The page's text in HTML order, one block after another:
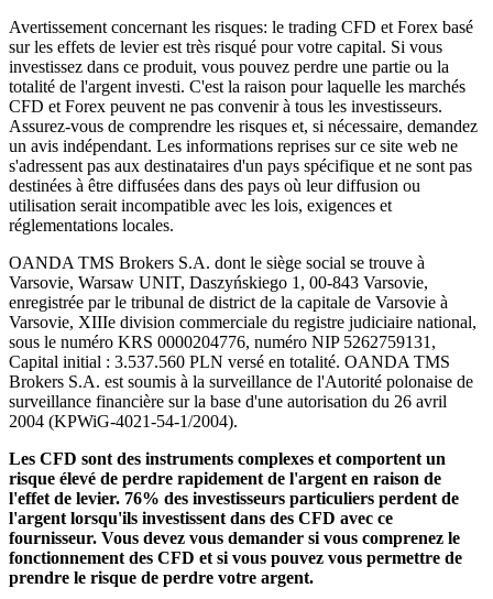
Avertissement concernant les risques: le trading CFD et Forex basé
sur les effets de levier est très risqué pour votre capital. Si vous
investissez dans ce produit, vous pouvez perdre une partie ou la
totalité de l'argent investi. C'est la raison pour laquelle les marchés
CFD et Forex peuvent ne pas convenir à tous les investisseurs.
Assurez-vous de comprendre les risques et, si nécessaire, demandez
un avis indépendant. Les informations reprises sur ce site web ne
s'adressent pas aux destinataires d'un pays spécifique et ne sont pas
destinées à être diffusées dans des pays où leur diffusion ou
utilisation serait incompatible avec les lois, exigences et
réglementations locales.
OANDA TMS Brokers S.A. dont le siège social se trouve à
Varsovie, Warsaw UNIT, Daszyńskiego 1, 00-843 Varsovie,
enregistrée par le tribunal de district de la capitale de Varsovie à
Varsovie, XIIIe division commerciale du registre judiciaire national,
sous le numéro KRS 0000204776, numéro NIP 5262759131,
Capital initial : 3.537.560 PLN versé en totalité. OANDA TMS
Brokers S.A. est soumis à la surveillance de l'Autorité polonaise de
surveillance financière sur la base d'une autorisation du 26 avril
2004 (KPWiG-4021-54-1/2004).
Les CFD sont des instruments complexes et comportent un
risque élevé de perdre rapidement de l'argent en raison de
l'effet de levier. 76% des investisseurs particuliers perdent de
l'argent lorsqu'ils investissent dans des CFD avec ce
fournisseur. Vous devez vous demander si vous comprenez le
fonctionnement des CFD et si vous pouvez vous permettre de
prendre le risque de perdre votre argent.